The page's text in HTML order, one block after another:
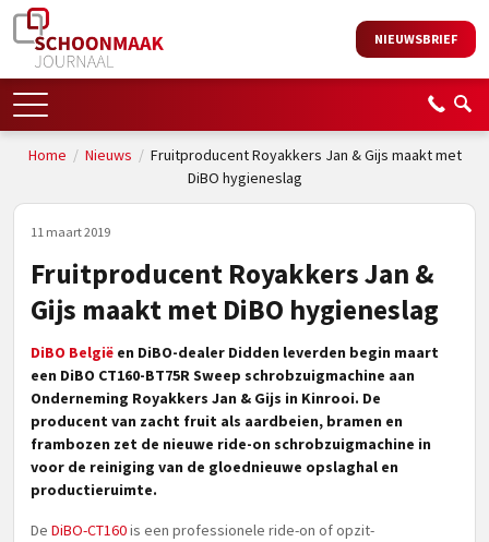
NIEUWSBRIEF
Home / Nieuws / Fruitproducent Royakkers Jan & Gijs maakt met
DiBO hygieneslag
11 maart 2019
Fruitproducent Royakkers Jan &
Gijs maakt met DiBO hygieneslag
DiBO België en DiBO-dealer Didden leverden begin maart
een DiBO CT160-BT75R Sweep schrobzuigmachine aan
Onderneming Royakkers Jan & Gijs in Kinrooi. De
producent van zacht fruit als aardbeien, bramen en
frambozen zet de nieuwe ride-on schrobzuigmachine in
voor de reiniging van de gloednieuwe opslaghal en
productieruimte.
De DiBO-CT160is een professionele ride-on of opzit-